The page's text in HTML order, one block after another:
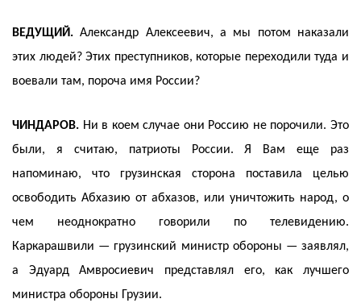
ВЕДУЩИЙ. Александр Алексеевич, а мы потом наказали
этих людей? Этих преступников, которые переходили туда и
воевали там, пороча имя России?
ЧИНДАРОВ. Ни в коем случае они Россию не порочили. Это
были, я считаю, патриоты России. Я Вам еще раз
напоминаю, что грузинская сторона поставила целью
освободить Абхазию от абхазов, или уничтожить народ, о
чем неоднократно говорили по телевидению.
Каркарашвили — грузинский министр обороны — заявлял,
а Эдуард Амвросиевич представлял его, как лучшего
министра обороны Грузии.